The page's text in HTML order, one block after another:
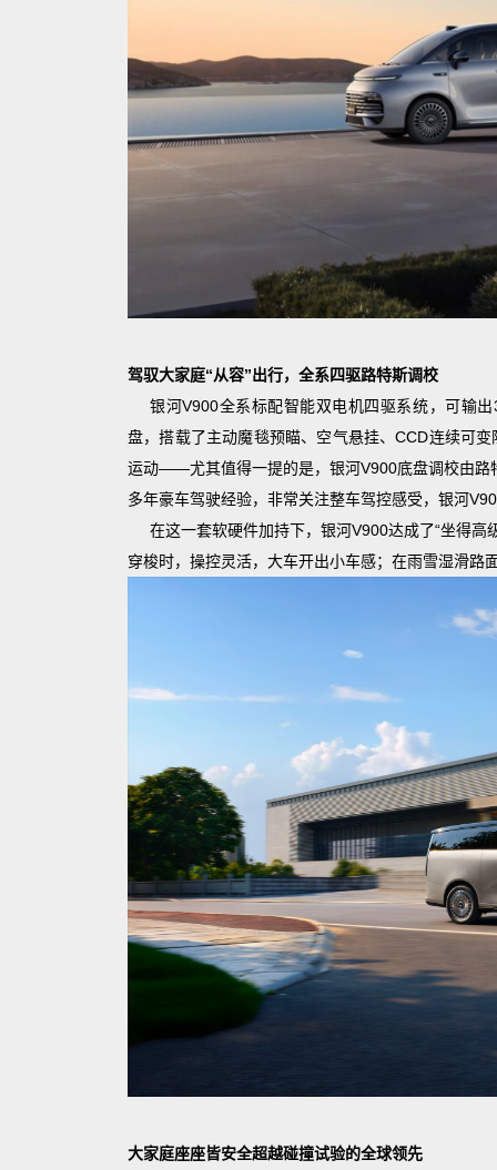
驾驭大家庭“从容”出行，全系四驱路特斯调校
银河V900全系标配智能双电机四驱系统，可输
盘，搭载了主动魔毯预瞄、空气悬挂、CCD连续可
运动——尤其值得一提的是，银河V900底盘调校由路
多年豪车驾驶经验，非常关注整车驾控感受，银河
在这一套软硬件加持下，银河V900达成了“坐得
穿梭时，操控灵活，大车开出小车感；在雨雪湿滑路
大家庭座座皆安全超越碰撞试验的全球领先